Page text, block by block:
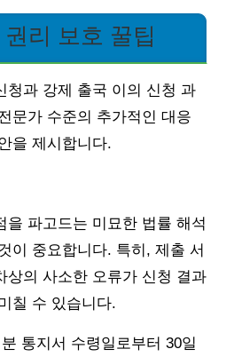
리 보호 꿀팁
청과 강제 출국 이의 신청 과
문가 수준의 추가적인 대응
을 제시합니다.
을 파고드는 미묘한 법률 해석
이 중요합니다. 특히, 제출 서
상의 사소한 오류가 신청 결과
칠 수 있습니다.
통지서 수령일로부터 30일